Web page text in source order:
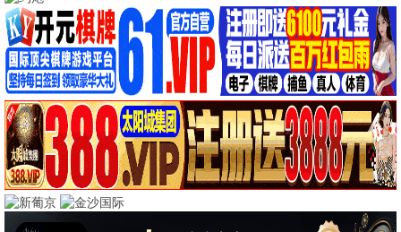
热门推荐 免费高清
电影、电视剧、综艺、动漫 — 蜂鸟影院，资源丰富更新
快，畅享灵动观影体验。
🔥 蜂鸟热映